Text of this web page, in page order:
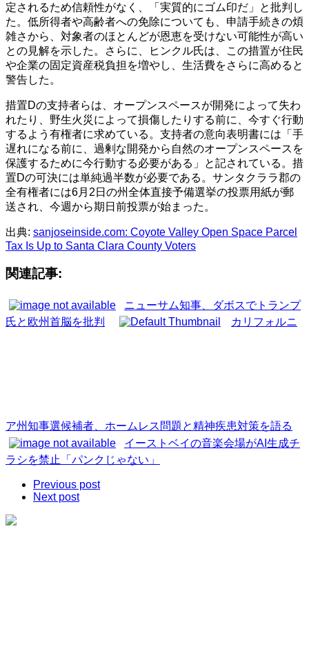
定されるため信頼性がなく、「実質的にゴム印だ」と批判し
た。低所得者や高齢者への免除についても、申請手続きの煩
雑さから、対象者のほとんどが恩恵を受けない可能性が高い
との見解を示した。さらに、ヒンクル氏は、この措置が住民
や企業の固定資産税負担を増やし、生活費をさらに高めると
警告した。
措置Dの支持者らは、オープンスペースが開発によって失わ
れたり、野生火災によって損傷したりする前に、今すぐ行動
するよう有権者に求めている。支持者の意向表明書には「手
遅れになる前に、過剰な開発から自然のオープンスペースを
保護するために今行動する必要がある」と記されている。措
置Dの可決には単純過半数が必要である。サンタクララ郡の
全有権者には6月2日の州全体直接予備選挙の投票用紙が郵
送され、今週から期日前投票が始まった。
出典: sanjoseinside.com: Coyote Valley Open Space Parcel
Tax Is Up to Santa Clara County Voters
関連記事:
ニューサム知事、ダボスでトランプ
氏と欧州首脳を批判
カリフォルニ
ア州知事選候補者、ホームレス問題と精神疾患対策を語る
イーストベイの音楽会場がAI生成チ
ラシを禁止「パンクじゃない」
Previous post
Next post